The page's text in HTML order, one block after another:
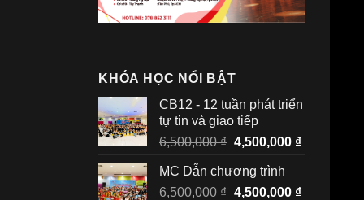
KHÓA HỌC NỔI BẬT
CB12 - 12 tuần phát triển
tự tin và giao tiếp
6,500,000₫ Giá
là:
6,500,000 ₫.
4,500,000 ₫Giá
là:
MC Dẫn chương trình
6,500,000₫ Giá
4,500,000 ₫Giá